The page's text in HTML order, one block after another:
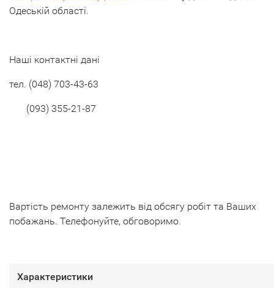
Одеській області.
Наші контактні дані
тел. (048) 703-43-63
(093) 355-21-87
Вартість ремонту залежить від обсягу робіт та Ваших
побажань. Телефонуйте, обговоримо.
Характеристики